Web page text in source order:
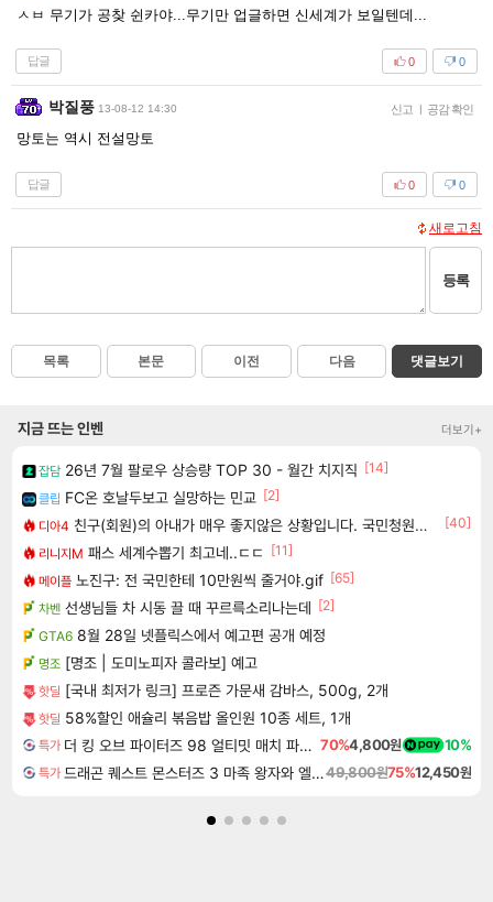
ㅅㅂ 무기가 공찾 쉰카야...무기만 업글하면 신세계가 보일텐데...
답글 0
0
박질풍 13-08-12 14:30 신고 | 공감 확인
망토는 역시 전설망토
답글 0
0
새로고침
등록
목록 본문 이전 다음 댓글보기
지금 뜨는 인벤 더보기+
잡담 26년 7월 팔로우 상승량 TOP 30 - 월간 치지직 [14]
클립 FC온 호날두보고 실망하는 민교 [2]
디아4 친구(회원)의 아내가 매우 좋지않은 상황입니다. 국민청원동의를 부탁드립니다.(췌장암 신약)
[40]
리니지M 패스 세계수뽑기 최고네..ㄷㄷ
[11]
메이플 노진구: 전 국민한테 10만원씩 줄거야.gif [65]
차벤 선생님들 차 시동 끌 때 꾸르륵소리나는데 [2]
GTA6 8월 28일 넷플릭스에서 예고편 공개 예정
명조 [명조 | 도미노피자 콜라보] 예고
핫딜 [국내 최저가 링크] 프로즌 가문새 감바스, 500g, 2개
핫딜 58%할인 애슐리 볶음밥 올인원 10종 세트, 1개
특가 더 킹 오브 파이터즈 98 얼티밋 매치 파이널 에디션 THE KING OF FIGHTERS 98 ULTIMATE MATCH FINAL EDITION 70%4,800원 10%
특가 드래곤 퀘스트 몬스터즈 3 마족 왕자와 엘프의 여행 Dragon Quest Monsters The Dark Prince49,800원75%12,450원